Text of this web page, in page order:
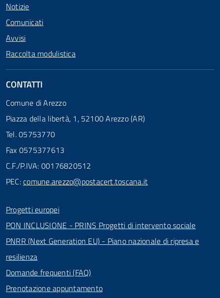
Notizie
Comunicati
Avvisi
Raccolta modulistica
CONTATTI
Comune di Arezzo
Piazza della libertà, 1, 52100 Arezzo (AR)
Tel. 05753770
Fax 0575377613
C.F./P.IVA: 00176820512
PEC:comune.arezzo@postacert.toscana.it
Progetti europei
PON INCLUSIONE - PRINS Progetti di intervento sociale
PNRR (Next Generation EU) - Piano nazionale di ripresa e
resilienza
Domande frequenti (FAQ)
Prenotazione appuntamento